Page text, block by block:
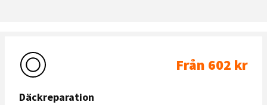
Däckreparation
Från 602 kr